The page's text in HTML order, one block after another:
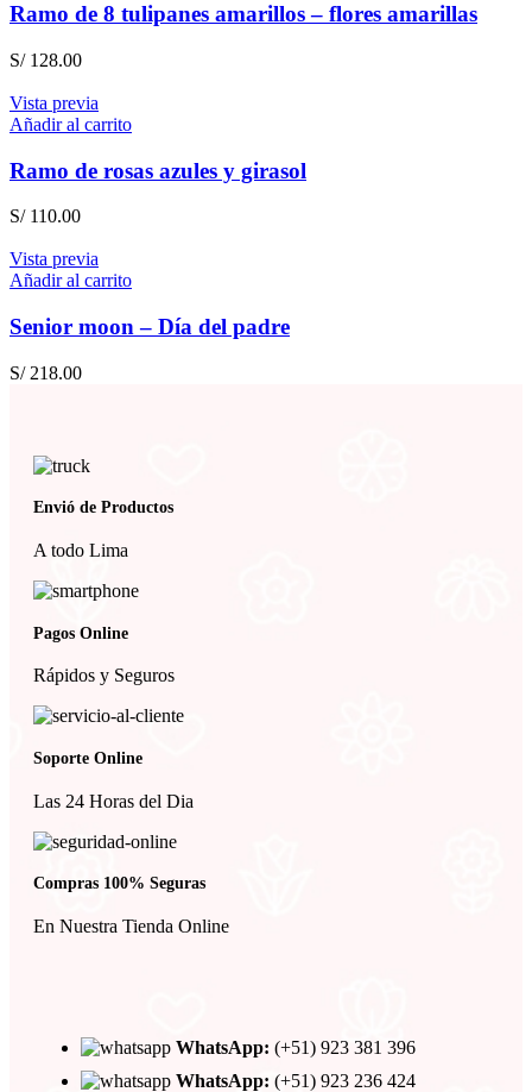
Ramo de 8 tulipanes amarillos – flores amarillas
S/128.00
Vista previa
Añadir al carrito
Ramo de rosas azules y girasol
S/110.00
Vista previa
Añadir al carrito
Senior moon – Día del padre
S/218.00
Envió de Productos
A todo Lima
Pagos Online
Rápidos y Seguros
Soporte Online
Las 24 Horas del Dia
Compras 100% Seguras
En Nuestra Tienda Online
WhatsApp: (+51) 923 381 396
WhatsApp: (+51) 923 236 424